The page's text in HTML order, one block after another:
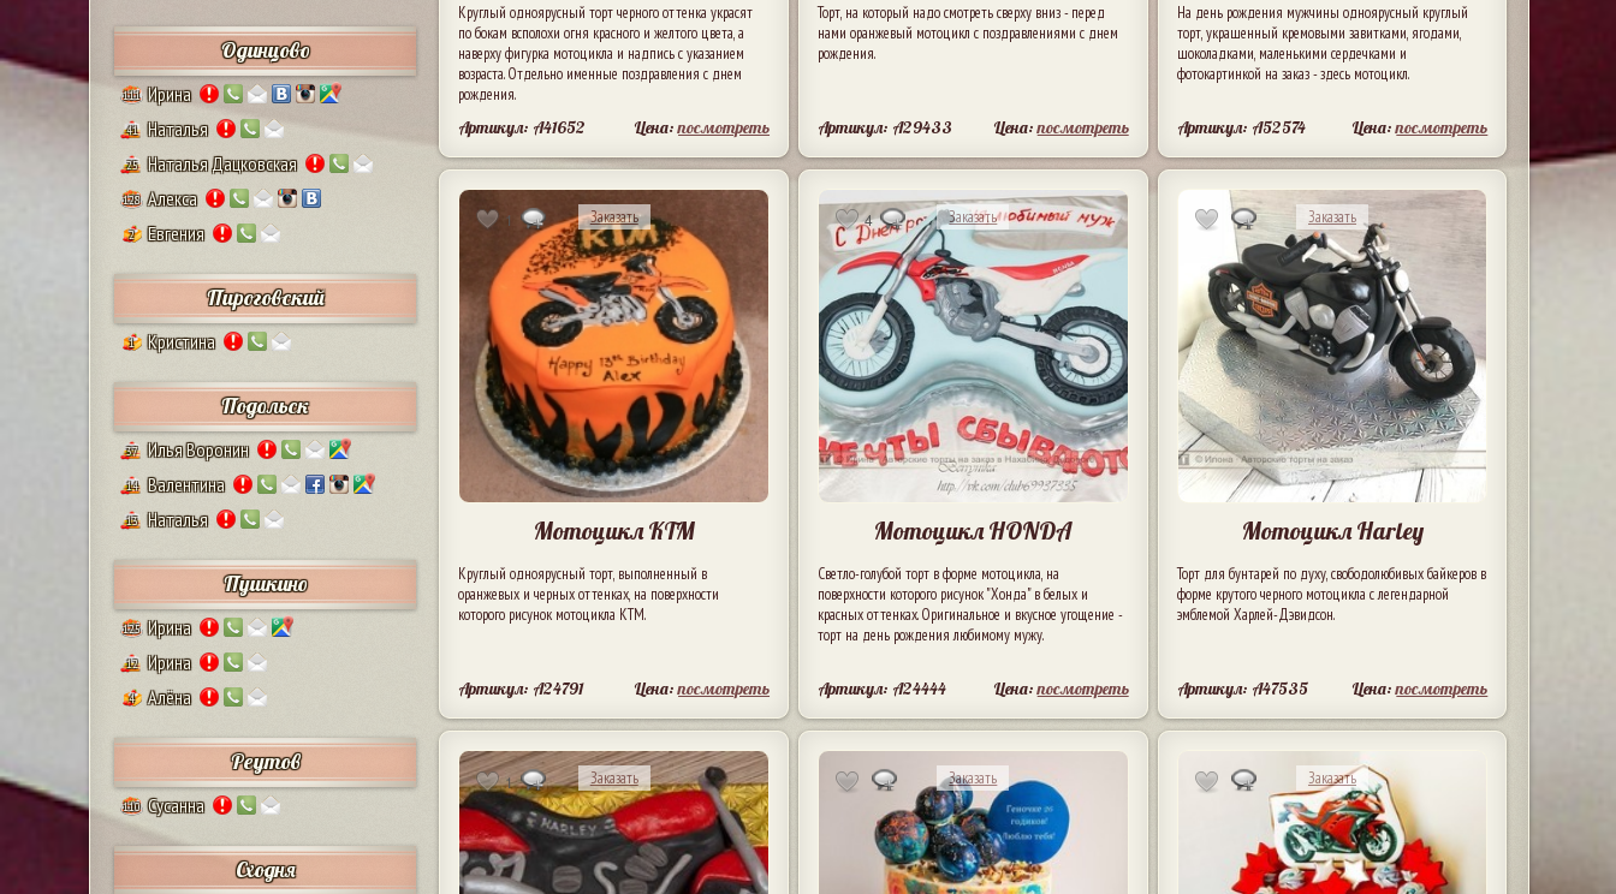
Одинцово
111 Ирина
41 Наталья
25 Наталья Дацковская
128 Алекса
2 Евгения
Пироговский
1 Кристина
Подольск
37 Илья Воронин
14 Валентина
13 Наталья
Пушкино
125 Ирина
12 Ирина
4 Алёна
Реутов
110 Сусанна
Сходня
Круглый одноярусный торт черного оттенка украсят
по бокам всполохи огня красного и желтого цвета, а
наверху фигурка мотоцикла и надпись с указанием
возраста. Отдельно именные поздравления с днем
рождения.
Артикул: A41652 Цена:посмотреть
Торт, на который надо смотреть сверху вниз - перед
нами оранжевый мотоцикл с поздравлениями с днем
рождения.
Артикул: A29433 Цена:посмотреть
На день рождения мужчины одноярусный круглый
торт, украшенный кремовыми завитками, ягодами,
шоколадками, маленькими сердечками и
фотокартинкой на заказ - здесь мотоцикл.
Артикул: A52574 Цена:посмотреть
1 Заказать
Мотоцикл KTM
Круглый одноярусный торт, выполненный в
оранжевых и черных оттенках, на поверхности
которого рисунок мотоцикла КТМ.
Артикул: A24791 Цена:посмотреть
4 Заказать
Мотоцикл HONDA
Светло-голубой торт в форме мотоцикла, на
поверхности которого рисунок "Хонда" в белых и
красных оттенках. Оригинальное и вкусное угощение -
торт на день рождения любимому мужу.
Артикул: A24444 Цена:посмотреть
Заказать
Мотоцикл Harley
Торт для бунтарей по духу, свободолюбивых байкеров в
форме крутого черного мотоцикла с легендарной
эмблемой Харлей-Дэвидсон.
Артикул: A47535 Цена:посмотреть
1 Заказать Заказать Заказать